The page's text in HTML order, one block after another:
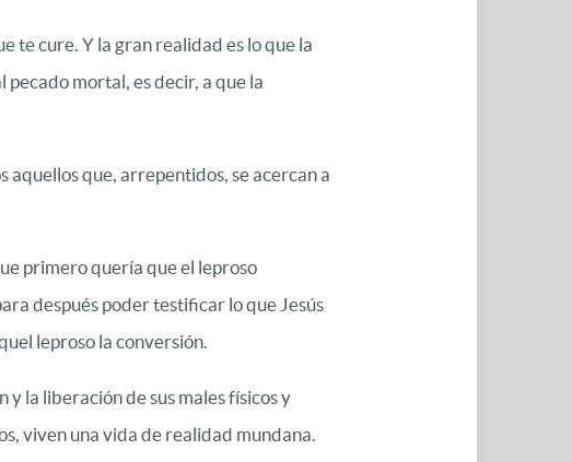
te cure. Y la gran realidad es lo que la
mortal, es decir, a que la
aquellos que, arrepentidos, se acercan a
primero quería que el leproso
después poder testificar lo que Jesús
leproso la conversión.
y la liberación de sus males físicos y
viven una vida de realidad mundana.